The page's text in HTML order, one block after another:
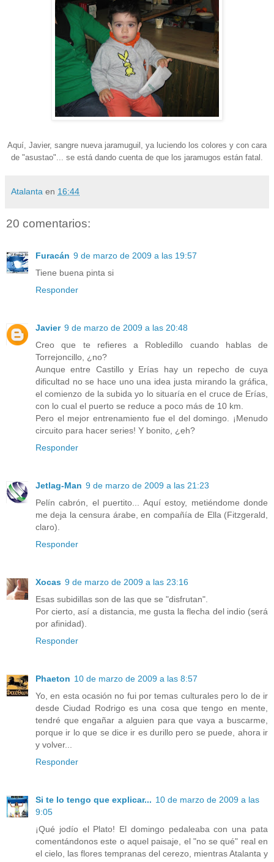
Aquí, Javier, sangre nueva jaramuguil, ya luciendo los colores y con cara
de "asustao"... se está dando cuenta de que los jaramugos están fatal.
Atalanta en 16:44
20 comentarios:
Furacán 9 de marzo de 2009 a las 19:57
Tiene buena pinta si
Responder
Javier 9 de marzo de 2009 a las 20:48
Creo que te refieres a Robledillo cuando hablas de
Torrejoncillo, ¿no?
Aunque entre Castillo y Erías hay un repecho de cuya
dificultad no se hace uno una idea justa mirando la gráfica,
el comienzo de la subida yo lo situaría en el cruce de Erías,
con lo cual el puerto se reduce a poco más de 10 km.
Pero el mejor entrenamiento fue el del domingo. ¡Menudo
circuito para hacer series! Y bonito, ¿eh?
Responder
Jetlag-Man 9 de marzo de 2009 a las 21:23
Pelín cabrón, el puertito... Aquí estoy, metiéndome donde
me deja la censura árabe, en compañía de Ella (Fitzgerald,
claro).
Responder
Xocas 9 de marzo de 2009 a las 23:16
Esas subidillas son de las que se "disfrutan".
Por cierto, así a distancia, me gusta la flecha del indio (será
por afinidad).
Responder
Phaeton 10 de marzo de 2009 a las 8:57
Yo, en esta ocasión no fui por temas culturales pero lo de ir
desde Ciudad Rodrigo es una cosa que tengo en mente,
tendré que engañar a alguien para que vaya a buscarme,
porque ir lo que se dice ir es durillo pero se puede, ahora ir
y volver...
Responder
Si te lo tengo que explicar... 10 de marzo de 2009 a las
9:05
¡Qué jodío el Plato! El domingo pedaleaba con una pata
comentándonos este o aquel paisaje, el "no se qué" real en
el cielo, las flores tempranas del cerezo, mientras Atalanta y